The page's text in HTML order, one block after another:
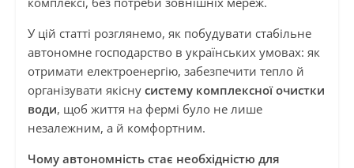
У цій статті розглянемо, як побудувати стабільне
автономне господарство в українських умовах: як
отримати електроенергію, забезпечити тепло й
організувати якісну систему комплексної очистки
води, щоб життя на фермі було не лише
незалежним, а й комфортним.
Чому автономність стає необхідністю для